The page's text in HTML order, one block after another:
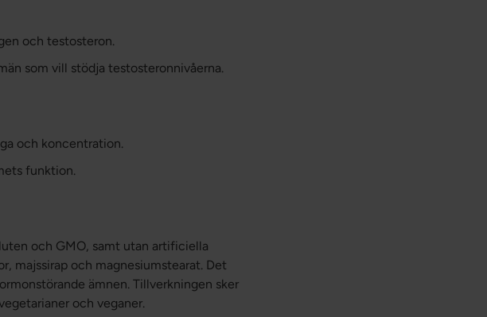
och testosteron.
som vill stödja testosteronnivåerna.
och koncentration.
funktion.
och GMO, samt utan artificiella
majssirap och magnesiumstearat. Det
ämnen. Tillverkningen sker
och veganer.